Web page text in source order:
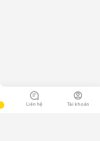
Liên hệ Tài khoản